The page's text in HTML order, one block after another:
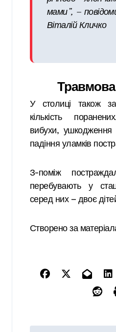
мами”, —
Віталій Кличко
У столиці також
кількість
вибухи, ушкодження
падіння уламків
З-поміж
перебувають у
серед них — двоє
Створено за